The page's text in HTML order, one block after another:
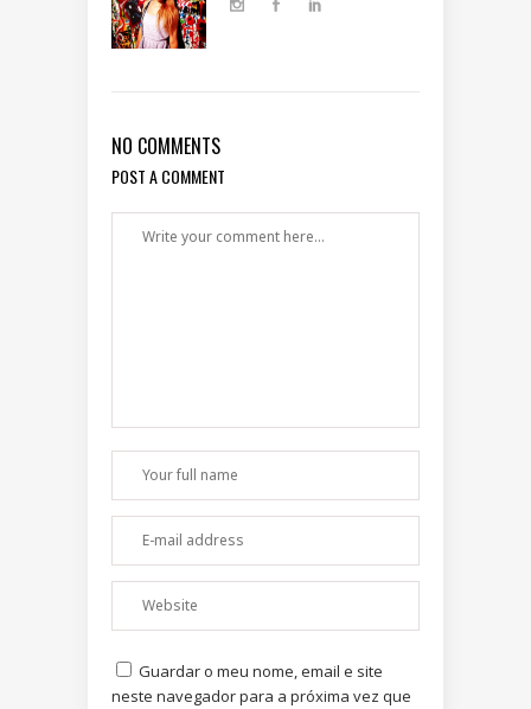
NO COMMENTS
POST A COMMENT
Guardar o meu nome, email e site
neste navegador para a próxima vez que